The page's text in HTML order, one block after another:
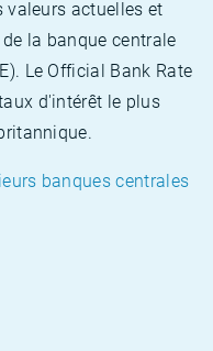
valeurs actuelles et
la banque centrale
Le Official Bank Rate
d'intérêt le plus
banques centrales